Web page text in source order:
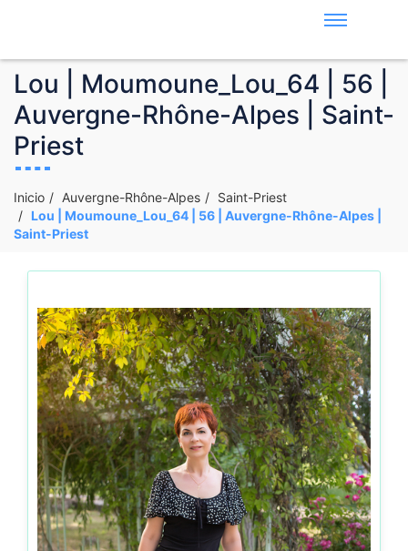
Lou | Moumoune_Lou_64 | 56 |
Auvergne-Rhône-Alpes | Saint-
Priest
Inicio Auvergne-Rhône-Alpes
Saint-Priest
Lou | Moumoune_Lou_64 | 56 | Auvergne-Rhône-Alpes |
Saint-Priest